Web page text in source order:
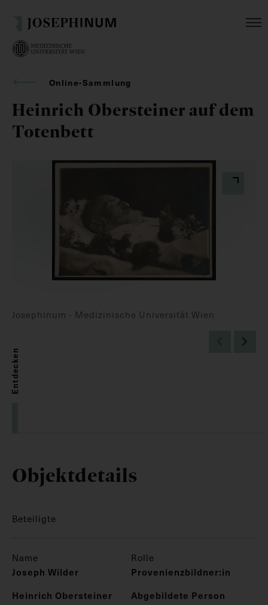
Online-Sammlung
Heinrich Obersteiner auf dem
Totenbett
Josephinum - Medizinische Universität Wien
Entdecken
Objektdetails
Beteiligte
Name Rolle
Joseph Wilder
Provenienzbildner:in
Heinrich Obersteiner
Abgebildete Person